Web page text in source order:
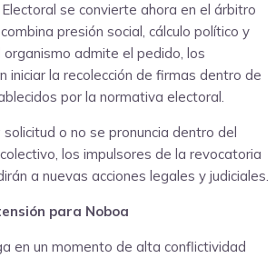
Electoral se convierte ahora en el árbitro
presión social, cálculo político y
organismo admite el pedido, los
iniciar la recolección de firmas dentro de
por la normativa electoral.
solicitud o no se pronuncia dentro del
los impulsores de la revocatoria
a nuevas acciones legales y judiciales.
para Noboa
en un momento de alta conflictividad